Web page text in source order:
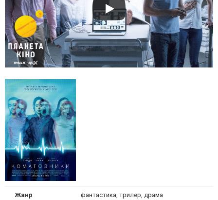
Жанр фантастика, трилер, драма